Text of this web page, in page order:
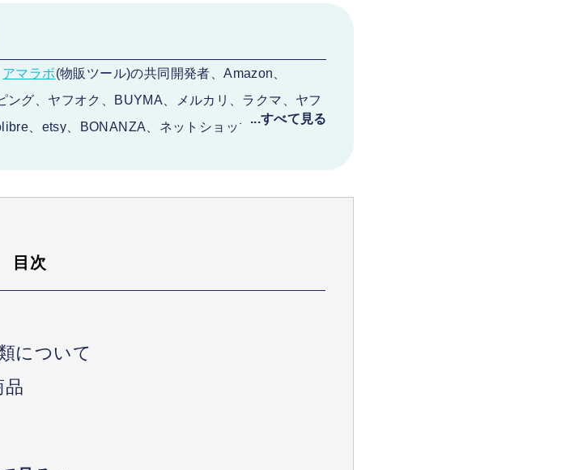
アマラボ(物販ツール)の共同開発者、Amazon、
ング、ヤフオク、BUYMA、メルカリ、ラクマ、ヤフ
、etsy、BONANZA、ネットショップとあらゆる
目次
について
品